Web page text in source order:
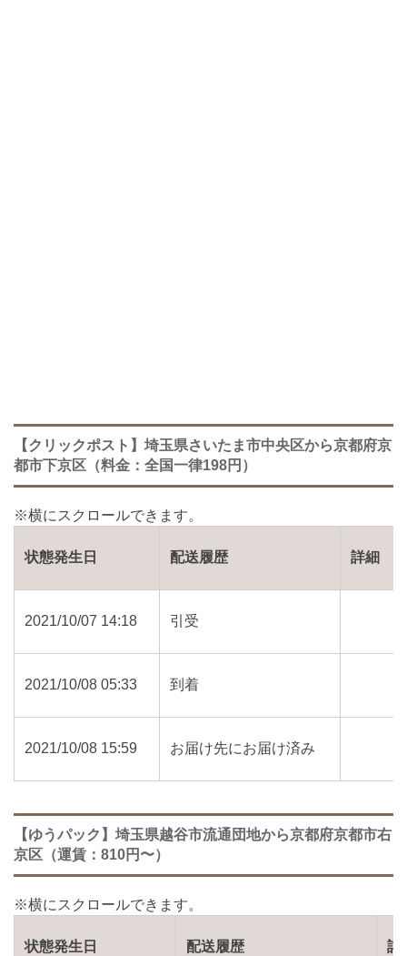
【クリックポスト】埼玉県さいたま市中央区から京都府京
都市下京区（料金：全国一律198円）
状態発生日 配送履歴 詳細
2021/10/07 14:18 引受
2021/10/08 05:33 到着
2021/10/08 15:59 お届け先にお届け済み
【ゆうパック】埼玉県越谷市流通団地から京都府京都市右
京区（運賃：810円〜）
状態発生日 配送履歴 詳